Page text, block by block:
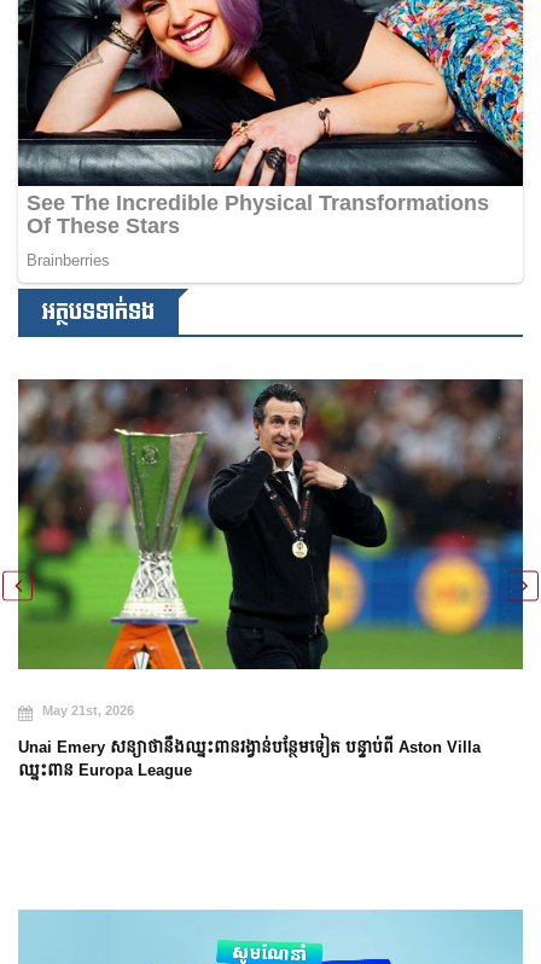
អត្ថបទទាក់ទង
May 21st, 2026
Unai Emery សន្យាថានឹងឈ្នះពានរង្វាន់បន្ថែមទៀត បន្ទាប់ពី Aston Villa
ឈ្នះពាន Europa League